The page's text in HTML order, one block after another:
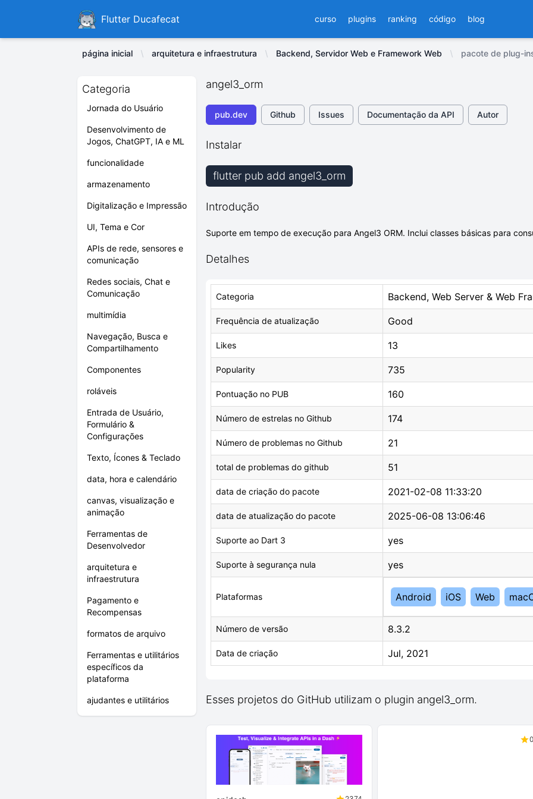
DucafecatFlutter Ducafecat curso plugins ranking código blog
página inicial arquitetura e infraestrutura Backend, Servidor Web e Framework Web pacote de plug-
Categoria
Jornada do Usuário
Desenvolvimento de
Jogos, ChatGPT, IA e ML
funcionalidade
armazenamento
Digitalização e Impressão
UI, Tema e Cor
APIs de rede, sensores e
comunicação
Redes sociais, Chat e
Comunicação
multimídia
Navegação, Busca e
Compartilhamento
Componentes
roláveis
Entrada de Usuário,
Formulário &
Configurações
Texto, Ícones & Teclado
data, hora e calendário
canvas, visualização e
animação
Ferramentas de
Desenvolvedor
arquitetura e
infraestrutura
Pagamento e
Recompensas
formatos de arquivo
Ferramentas e utilitários
específicos da
plataforma
ajudantes e utilitários
angel3_orm
pub.dev Github Issues Documentação da API Autor
Instalar
flutter pub add angel3_orm
Introdução
Suporte em tempo de execução para Angel3 ORM. Inclui classes básicas para
Detalhes
Categoria Backend, Web Server & Web
Frequência de atualização Good
Likes 13
Popularity 735
Pontuação no PUB 160
Número de estrelas no Github 174
Número de problemas no Github 21
total de problemas do github 51
data de criação do pacote 2021-02-08 11:33:20
data de atualização do pacote 2025-06-08 13:06:46
Suporte ao Dart 3 yes
Suporte à segurança nula yes
Plataformas Android iOS Web
Número de versão 8.3.2
Data de criação Jul, 2021
Esses projetos do GitHub utilizam o plugin angel3_orm.
0